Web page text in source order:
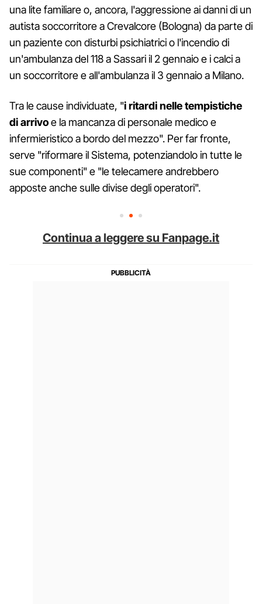
una lite familiare o, ancora, l'aggressione ai danni di un
autista soccorritore a Crevalcore (Bologna) da parte di
un paziente con disturbi psichiatrici o l'incendio di
un'ambulanza del 118 a Sassari il 2 gennaio e i calci a
un soccorritore e all'ambulanza il 3 gennaio a Milano.
Tra le cause individuate, "i ritardi nelle tempistiche
di arrivoe la mancanza di personale medico e
infermieristico a bordo del mezzo". Per far fronte,
serve "riformare il Sistema, potenziandolo in tutte le
sue componenti" e "le telecamere andrebbero
apposte anche sulle divise degli operatori".
Continua a leggere su Fanpage.it